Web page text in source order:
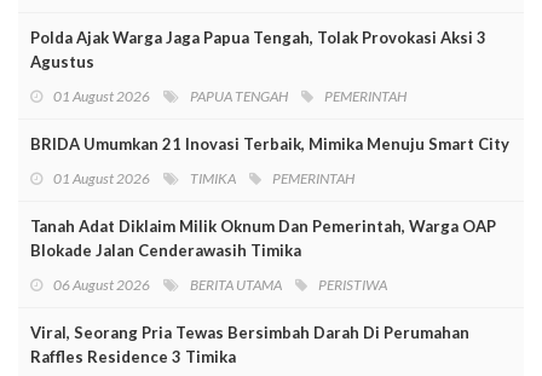
Polda Ajak Warga Jaga Papua Tengah, Tolak Provokasi Aksi 3
Agustus
01 August 2026 PAPUA TENGAH PEMERINTAH
BRIDA Umumkan 21 Inovasi Terbaik, Mimika Menuju Smart City
01 August 2026 TIMIKA PEMERINTAH
Tanah Adat Diklaim Milik Oknum Dan Pemerintah, Warga OAP
Blokade Jalan Cenderawasih Timika
06 August 2026 BERITA UTAMA PERISTIWA
Viral, Seorang Pria Tewas Bersimbah Darah Di Perumahan
Raffles Residence 3 Timika